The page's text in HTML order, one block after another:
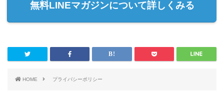
無料LINEマガジンについて詳しくみる
HOME プライバシーポリシー